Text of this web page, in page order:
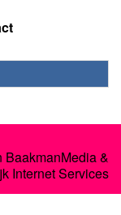
BaakmanMedia&
Internet Services